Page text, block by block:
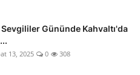
Gününde Kahvaltı'da
13, 2025 0 308